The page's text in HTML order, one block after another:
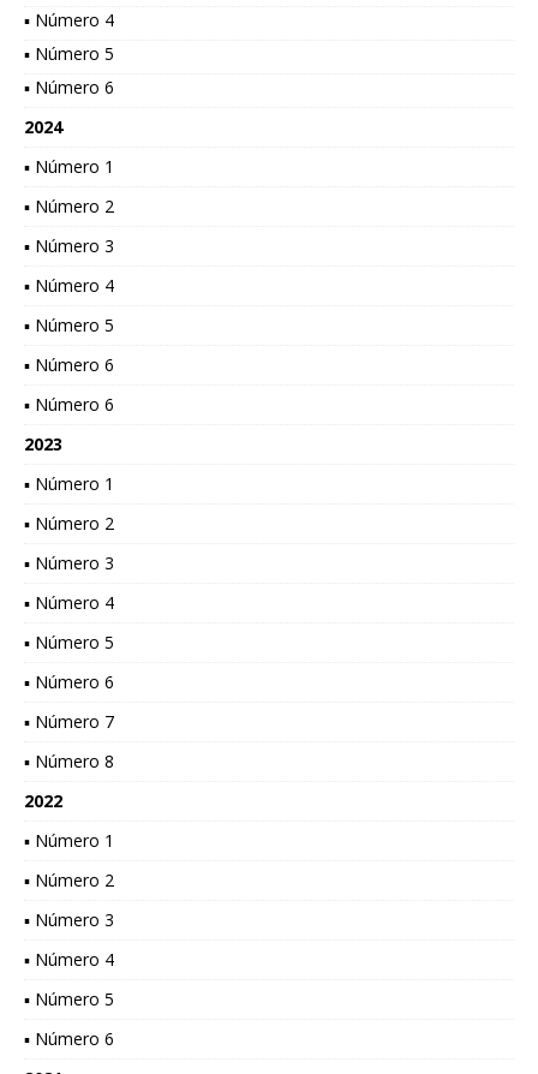
▪ Número 4
▪ Número 5
▪ Número 6
2024
▪ Número 1
▪ Número 2
▪ Número 3
▪ Número 4
▪ Número 5
▪ Número 6
▪ Número 6
2023
▪ Número 1
▪ Número 2
▪ Número 3
▪ Número 4
▪ Número 5
▪ Número 6
▪ Número 7
▪ Número 8
2022
▪ Número 1
▪ Número 2
▪ Número 3
▪ Número 4
▪ Número 5
▪ Número 6